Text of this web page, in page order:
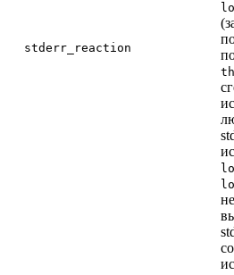
stderr_reaction